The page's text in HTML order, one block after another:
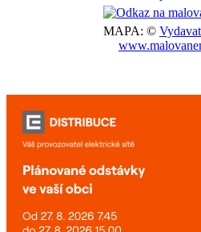
MAPA: ©